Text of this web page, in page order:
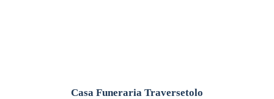
Casa Funeraria Traversetolo